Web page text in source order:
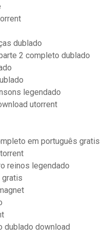
dublado
2 completo dublado
legendado
utorrent
em português gratis
reinos legendado
gratis
dublado download